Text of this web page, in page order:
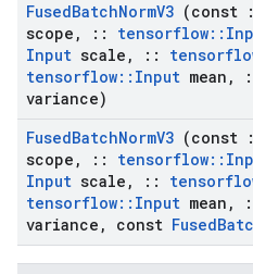
FusedBatchNormV3 (const
scope , :: tensorflow::
Input scale , ::
tensorflow:: Input mean ,
variance)
FusedBatchNormV3 (const
scope , :: tensorflow::
Input scale , ::
tensorflow:: Input mean ,
variance , const Fused